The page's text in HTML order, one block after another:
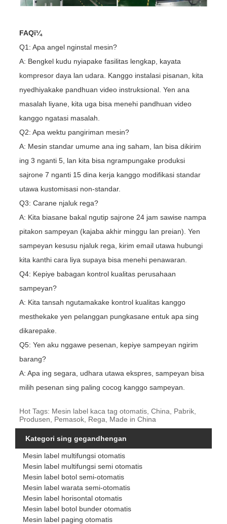
FAQï¼
Q1: Apa angel nginstal mesin?
A: Bengkel kudu nyiapake fasilitas lengkap, kayata
kompresor daya lan udara. Kanggo instalasi pisanan, kita
nyedhiyakake pandhuan video instruksional. Yen ana
masalah liyane, kita uga bisa menehi pandhuan video
kanggo ngatasi masalah.
Q2: Apa wektu pangiriman mesin?
A: Mesin standar umume ana ing saham, lan bisa dikirim
ing 3 nganti 5, lan kita bisa ngrampungake produksi
sajrone 7 nganti 15 dina kerja kanggo modifikasi standar
utawa kustomisasi non-standar.
Q3: Carane njaluk rega?
A: Kita biasane bakal ngutip sajrone 24 jam sawise nampa
pitakon sampeyan (kajaba akhir minggu lan preian). Yen
sampeyan kesusu njaluk rega, kirim email utawa hubungi
kita kanthi cara liya supaya bisa menehi penawaran.
Q4: Kepiye babagan kontrol kualitas perusahaan
sampeyan?
A: Kita tansah ngutamakake kontrol kualitas kanggo
mesthekake yen pelanggan pungkasane entuk apa sing
dikarepake.
Q5: Yen aku nggawe pesenan, kepiye sampeyan ngirim
barang?
A: Apa ing segara, udhara utawa ekspres, sampeyan bisa
milih pesenan sing paling cocog kanggo sampeyan.
Hot Tags: Mesin label kaca tag otomatis, China, Pabrik,
Produsen, Pemasok, Rega, Made in China
Kategori sing gegandhengan
Mesin label multifungsi otomatis
Mesin label multifungsi semi otomatis
Mesin label botol semi-otomatis
Mesin label warata semi-otomatis
Mesin label horisontal otomatis
Mesin label botol bunder otomatis
Mesin label paging otomatis